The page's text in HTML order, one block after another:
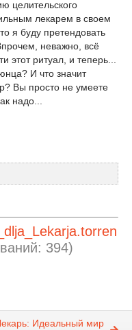
целительского
лекарем в своем
я буду претендовать
неважно, всё
этот ритуал, и теперь...
И что значит
Вы просто не умеете
надо...
394)
Идеальный мир